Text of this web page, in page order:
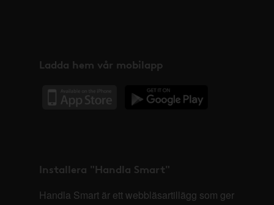
Ladda hem vår mobilapp
Installera "Handla Smart"
Handla Smart är ett webbläsartillägg som ger